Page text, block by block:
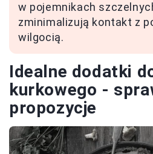
w pojemnikach
zminimalizują kontakt z
wilgocią.
Idealne dodatki
kurkowego -
propozycje